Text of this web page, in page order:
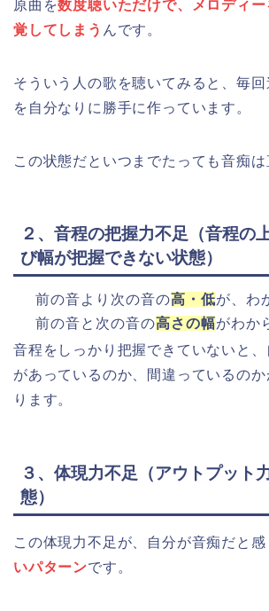
原曲を数度聴いただけで、メロディ
覚してしまう んです。
そういう人の歌を聴いてみると、毎
を自分なりに勝手に作っています。
この状態だといつまでたっても音痴は
２、音程の把握力不足（音程の
び幅が把握できない状態）
前の音より次の音の高・低が、わ
前の音と次の音の高さの幅がわか
音程をしっかり把握できていないと
があっているのか、間違っているの
ります。
３、体現力不足（アウトプット
態）
この体現力不足が、自分が音痴だと感
いパターンです。